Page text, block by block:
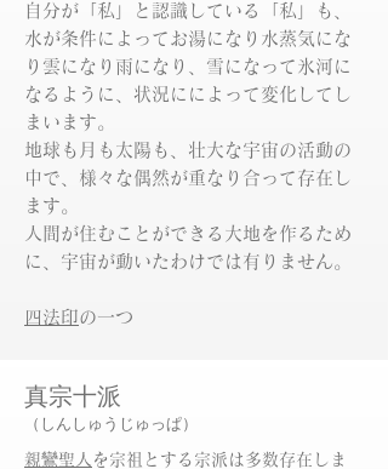
自分が「私」と認識している「私」も、
水が条件によってお湯になり水蒸気にな
り雲になり雨になり、雪になって氷河に
なるように、状況にによって変化してし
まいます。
地球も月も太陽も、壮大な宇宙の活動の
中で、様々な偶然が重なり合って存在し
ます。
​人間が住むことができる大地を作るため
に、宇宙が動いたわけでは有りません。
四法印の一つ
真宗十派
（しんしゅうじゅっぱ）
親鸞聖人 を宗祖とする宗派は多数存在しま